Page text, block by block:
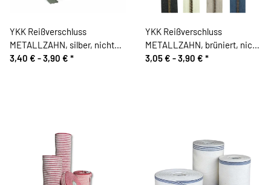
YKK Reißverschluss
METALLZAHN, silber, nicht
teilbar
3,40 € -3,90 € *
YKK Reißverschluss
METALLZAHN, brüniert, nicht
teilbar
3,05 € -3,90 € *